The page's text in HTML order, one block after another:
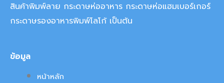
สินค้าพิมพ์ลาย กระดาษห่ออาหาร กระดาษห่อแฮมเบอร์เกอร์
กระดาษรองอาหารพิมพ์โลโก้ เป็นต้น
ข้อมูล
หน้าหลัก